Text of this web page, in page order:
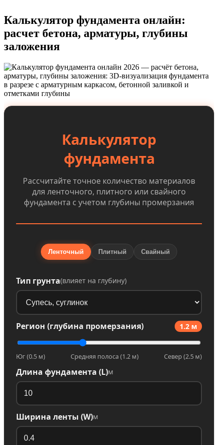
Калькулятор фундамента онлайн:
расчет бетона, арматуры, глубины
заложения
Калькулятор
фундамента
Рассчитайте точное количество материалов
для ленточного, плитного или свайного
фундамента с учетом глубины промерзания
Ленточный Плитный Свайный
Тип грунта(влияет на глубину)
Регион (глубина промерзания) 1.2 м
Юг (0.5 м) Средняя полоса (1.2 м) Север (2.5 м)
Длина фундамента (L)м
Ширина ленты (W)м